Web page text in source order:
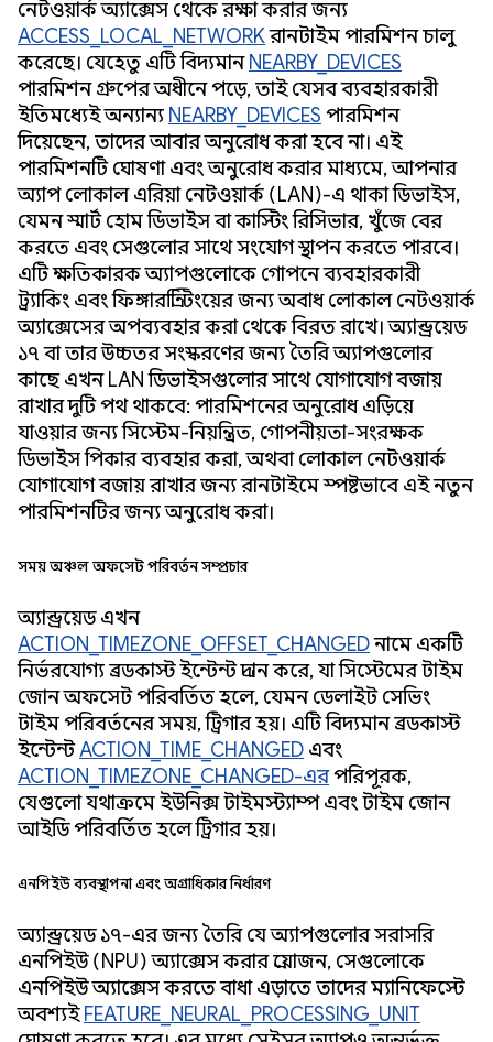
নেটওয়ার্ক অ্যাক্সেস থেকে রক্ষা করার জন্য
ACCESS_LOCAL_NETWORKরানটাইম পারমিশন চালু
করেছে। যেহেতু এটি বিদ্যমান NEARBY_DEVICES
পারমিশন গ্রুপের অধীনে পড়ে, তাই যেসব ব্যবহারকারী
ইতিমধ্যেই অন্যান্য NEARBY_DEVICES পারমিশন
দিয়েছেন, তাদের আবার অনুরোধ করা হবে না। এই
পারমিশনটি ঘোষণা এবং অনুরোধ করার মাধ্যমে, আপনার
অ্যাপ লোকাল এরিয়া নেটওয়ার্ক (LAN)-এ থাকা ডিভাইস,
যেমন স্মার্ট হোম ডিভাইস বা কাস্টিং রিসিভার, খুঁজে বের
করতে এবং সেগুলোর সাথে সংযোগ স্থাপন করতে পারবে।
এটি ক্ষতিকারক অ্যাপগুলোকে গোপনে ব্যবহারকারী
ট্র্যাকিং এবং ফিঙ্গারপ্রিন্টিংয়ের জন্য অবাধ লোকাল নেটওয়ার্ক
অ্যাক্সেসের অপব্যবহার করা থেকে বিরত রাখে। অ্যান্ড্রয়েড
১৭ বা তার উচ্চতর সংস্করণের জন্য তৈরি অ্যাপগুলোর
কাছে এখন LAN ডিভাইসগুলোর সাথে যোগাযোগ বজায়
রাখার দুটি পথ থাকবে: পারমিশনের অনুরোধ এড়িয়ে
যাওয়ার জন্য সিস্টেম-নিয়ন্ত্রিত, গোপনীয়তা-সংরক্ষক
ডিভাইস পিকার ব্যবহার করা, অথবা লোকাল নেটওয়ার্ক
যোগাযোগ বজায় রাখার জন্য রানটাইমে স্পষ্টভাবে এই নতুন
পারমিশনটির জন্য অনুরোধ করা।
সময় অঞ্চল অফসেট পরিবর্তন সম্প্রচার
অ্যান্ড্রয়েড এখন
ACTION_TIMEZONE_OFFSET_CHANGEDনামে একটি
নির্ভরযোগ্য ব্রডকাস্ট ইন্টেন্ট প্রদান করে, যা সিস্টেমের টাইম
জোন অফসেট পরিবর্তিত হলে, যেমন ডেলাইট সেভিং
টাইম পরিবর্তনের সময়, ট্রিগার হয়। এটি বিদ্যমান ব্রডকাস্ট
ইন্টেন্টACTION_TIME_CHANGED এবং
ACTION_TIMEZONE_CHANGED-এরপরিপূরক,
যেগুলো যথাক্রমে ইউনিক্স টাইমস্ট্যাম্প এবং টাইম জোন
আইডি পরিবর্তিত হলে ট্রিগার হয়।
এনপিইউ ব্যবস্থাপনা এবং অগ্রাধিকার নির্ধারণ
অ্যান্ড্রয়েড ১৭-এর জন্য তৈরি যে অ্যাপগুলোর সরাসরি
এনপিইউ (NPU) অ্যাক্সেস করার প্রয়োজন, সেগুলোকে
এনপিইউ অ্যাক্সেস করতে বাধা এড়াতে তাদের ম্যানিফেস্টে
অবশ্যই FEATURE_NEURAL_PROCESSING_UNIT